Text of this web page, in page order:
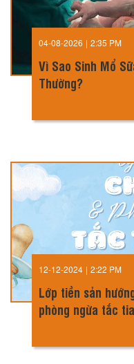
04-08-2026 | 2:35 PM
Vì Sao Sinh Mổ
Thường?
12-12-2024 | 2:22 PM
Lớp tiền sản
phòng ngừa tắc